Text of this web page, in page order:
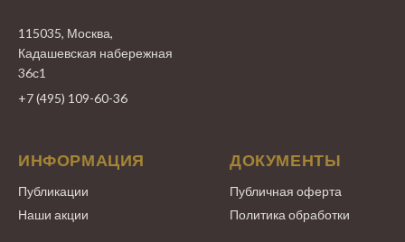
115035, Москва,
Кадашевская набережная
36с1
+7 (495) 109-60-36
ИНФОРМАЦИЯ
Публикации
Наши акции
ДОКУМЕНТЫ
Публичная оферта
Политика обработки